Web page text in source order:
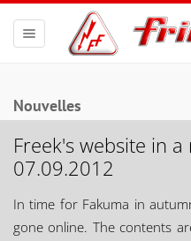
Toggle
navigation
Nouvelles
Freek's website in
07.09.2012
In time for Fakuma in
gone online. The contents